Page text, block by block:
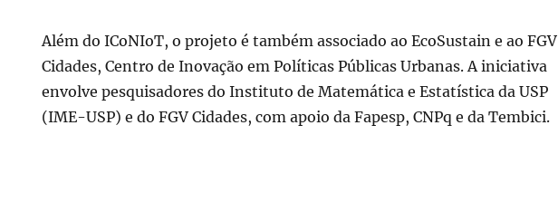
Além do ICoNIoT, o projeto é também associado ao EcoSustain e ao FGV
Cidades, Centro de Inovação em Políticas Públicas Urbanas. A iniciativa
envolve pesquisadores do Instituto de Matemática e Estatística da USP
(IME-USP) e do FGV Cidades, com apoio da Fapesp, CNPq e da Tembici.